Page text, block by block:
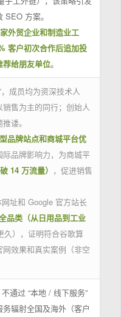
方案。
外贸企业和制造业工
客户初次合作后追加投
荐给朋友单位。
成员均为资深技术人
售为主的同行；创始人
诿。
品牌站点和商城平台优
品牌影响力，为商城平
14 万流量） ，促进销售
址和 Google 官方站长
品类（从日用品到工业
久），证明符合谷歌算
效果和真实案例（非空
通过 “本地 / 线下服务”
辐射全国及海外（客户